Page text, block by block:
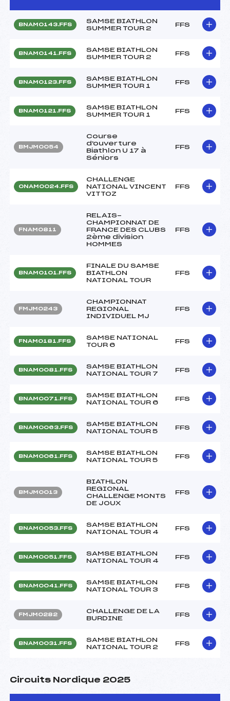
BNAM0143.FFS
SAMSE BIATHLON
SUMMER TOUR 2
FFS
BNAM0141.FFS
SAMSE BIATHLON
SUMMER TOUR 2
FFS
BNAM0123.FFS
SAMSE BIATHLON
SUMMER TOUR 1
FFS
BNAM0121.FFS
SAMSE BIATHLON
SUMMER TOUR 1
FFS
BMJM0054
Course
d'ouverture
Biathlon U 17 à
Séniors
FFS
ONAM0024.FFS
CHALLENGE
NATIONAL VINCENT
VITTOZ
FFS
FNAM0811
RELAIS-
CHAMPIONNAT DE
FRANCE DES CLUBS
2ème division
HOMMES
FFS
BNAM0101.FFS
FINALE DU SAMSE
BIATHLON
NATIONAL TOUR
FFS
FMJM0243
CHAMPIONNAT
REGIONAL
INDIVIDUEL MJ
FFS
FNAM0181.FFS
SAMSE NATIONAL
TOUR 6
FFS
BNAM0081.FFS
SAMSE BIATHLON
NATIONAL TOUR 7
FFS
BNAM0071.FFS
SAMSE BIATHLON
NATIONAL TOUR 6
FFS
BNAM0063.FFS
SAMSE BIATHLON
NATIONAL TOUR 5
FFS
BNAM0061.FFS
SAMSE BIATHLON
NATIONAL TOUR 5
FFS
BMJM0013
BIATHLON
REGIONAL
CHALLENGE MONTS
DE JOUX
FFS
BNAM0053.FFS
SAMSE BIATHLON
NATIONAL TOUR 4
FFS
BNAM0051.FFS
SAMSE BIATHLON
NATIONAL TOUR 4
FFS
BNAM0041.FFS
SAMSE BIATHLON
NATIONAL TOUR 3
FFS
FMJM0282
CHALLENGE DE LA
BURDINE
FFS
BNAM0031.FFS
SAMSE BIATHLON
NATIONAL TOUR 2
FFS
Circuits Nordique 2025